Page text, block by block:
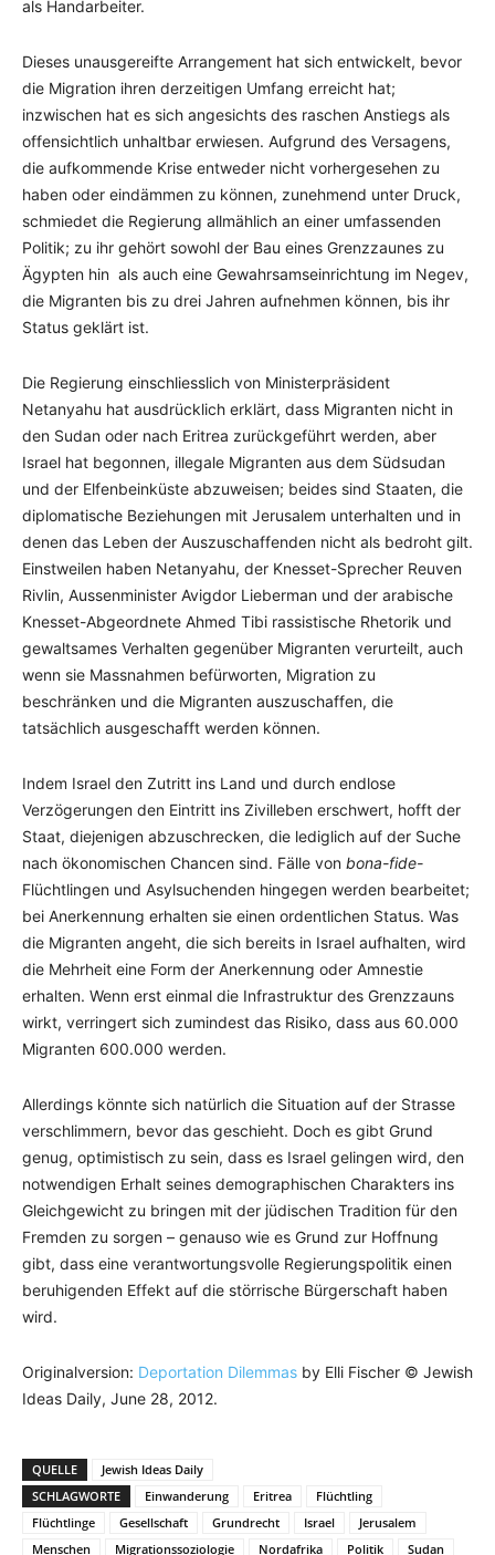
als Handarbeiter.
Dieses unausgereifte Arrangement hat sich entwickelt, bevor
die Migration ihren derzeitigen Umfang erreicht hat;
inzwischen hat es sich angesichts des raschen Anstiegs als
offensichtlich unhaltbar erwiesen. Aufgrund des Versagens,
die aufkommende Krise entweder nicht vorhergesehen zu
haben oder eindämmen zu können, zunehmend unter Druck,
schmiedet die Regierung allmählich an einer umfassenden
Politik; zu ihr gehört sowohl der Bau eines Grenzzaunes zu
Ägypten hin als auch eine Gewahrsamseinrichtung im Negev,
die Migranten bis zu drei Jahren aufnehmen können, bis ihr
Status geklärt ist.
Die Regierung einschliesslich von Ministerpräsident
Netanyahu hat ausdrücklich erklärt, dass Migranten nicht in
den Sudan oder nach Eritrea zurückgeführt werden, aber
Israel hat begonnen, illegale Migranten aus dem Südsudan
und der Elfenbeinküste abzuweisen; beides sind Staaten, die
diplomatische Beziehungen mit Jerusalem unterhalten und in
denen das Leben der Auszuschaffenden nicht als bedroht gilt.
Einstweilen haben Netanyahu, der Knesset-Sprecher Reuven
Rivlin, Aussenminister Avigdor Lieberman und der arabische
Knesset-Abgeordnete Ahmed Tibi rassistische Rhetorik und
gewaltsames Verhalten gegenüber Migranten verurteilt, auch
wenn sie Massnahmen befürworten, Migration zu
beschränken und die Migranten auszuschaffen, die
tatsächlich ausgeschafft werden können.
Indem Israel den Zutritt ins Land und durch endlose
Verzögerungen den Eintritt ins Zivilleben erschwert, hofft der
Staat, diejenigen abzuschrecken, die lediglich auf der Suche
nach ökonomischen Chancen sind. Fälle von bona-fide-
Flüchtlingen und Asylsuchenden hingegen werden bearbeitet;
bei Anerkennung erhalten sie einen ordentlichen Status. Was
die Migranten angeht, die sich bereits in Israel aufhalten, wird
die Mehrheit eine Form der Anerkennung oder Amnestie
erhalten. Wenn erst einmal die Infrastruktur des Grenzzauns
wirkt, verringert sich zumindest das Risiko, dass aus 60.000
Migranten 600.000 werden.
Allerdings könnte sich natürlich die Situation auf der Strasse
verschlimmern, bevor das geschieht. Doch es gibt Grund
genug, optimistisch zu sein, dass es Israel gelingen wird, den
notwendigen Erhalt seines demographischen Charakters ins
Gleichgewicht zu bringen mit der jüdischen Tradition für den
Fremden zu sorgen – genauso wie es Grund zur Hoffnung
gibt, dass eine verantwortungsvolle Regierungspolitik einen
beruhigenden Effekt auf die störrische Bürgerschaft haben
wird.
Originalversion: Deportation Dilemmas by Elli Fischer © Jewish
Ideas Daily, June 28, 2012.
QUELLE
Jewish Ideas Daily
SCHLAGWORTE
Einwanderung Eritrea
Flüchtling
Flüchtlinge
Gesellschaft Grundrecht Israel
Jerusalem
Menschen
Migrationssoziologie Nordafrika Politik
Sudan